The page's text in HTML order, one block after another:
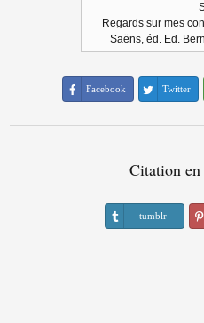
Regards sur mes
Saëns, éd. Ed.
Facebook Twitter
Citation
tumblr